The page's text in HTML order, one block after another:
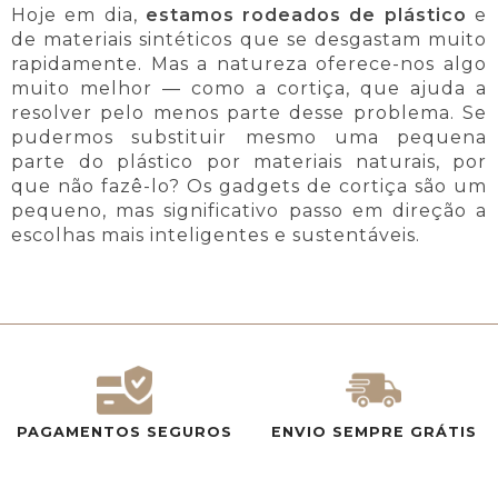
Hoje em dia, estamos rodeados de plástico e
de materiais sintéticos que se desgastam muito
rapidamente. Mas a natureza oferece-nos algo
muito melhor — como a cortiça, que ajuda a
resolver pelo menos parte desse problema. Se
pudermos substituir mesmo uma pequena
parte do plástico por materiais naturais, por
que não fazê-lo? Os gadgets de cortiça são um
pequeno, mas significativo passo em direção a
escolhas mais inteligentes e sustentáveis.
PAGAMENTOS SEGUROS ENVIO SEMPRE GRÁTIS